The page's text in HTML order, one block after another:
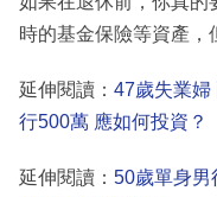
時的基金保險等資產，
延伸閱讀： 47歲失業婦
行500萬 應如何投資？
延伸閱讀： 50歲單身男